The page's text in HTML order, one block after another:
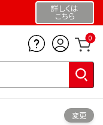
詳しくは
こちら
0
変更